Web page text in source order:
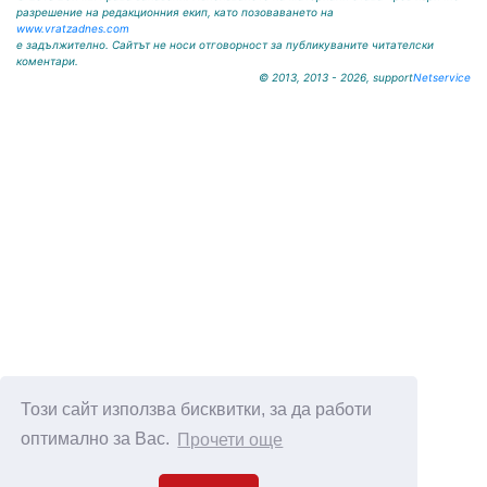
Този сайт използва бисквитки, за да работи
оптимално за Вас.
Прочети още
разрешение на редакционния екип, като позоваването на
www.vratzadnes.com
е задължително. Сайтът не носи отговорност за публикуваните читателски
коментари.
© 2013, 2013 - 2026, supportNetservice